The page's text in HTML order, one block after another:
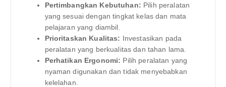
Pertimbangkan Kebutuhan: Pilih peralatan
yang sesuai dengan tingkat kelas dan mata
pelajaran yang diambil.
Prioritaskan Kualitas: Investasikan pada
peralatan yang berkualitas dan tahan lama.
Perhatikan Ergonomi: Pilih peralatan yang
nyaman digunakan dan tidak menyebabkan
kelelahan.